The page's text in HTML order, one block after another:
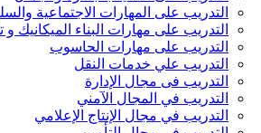
التدريب على المهارات الاجتماعية
التدريب على مهارات البناء الميكانيك و
التدريب على مهارات الحاسوب
التدريب علي خدمات النقل
التدريب فى مجال الإدارة
التدريب في المجال الآمني
التدريب في مجال الإنتاج الإعلامي